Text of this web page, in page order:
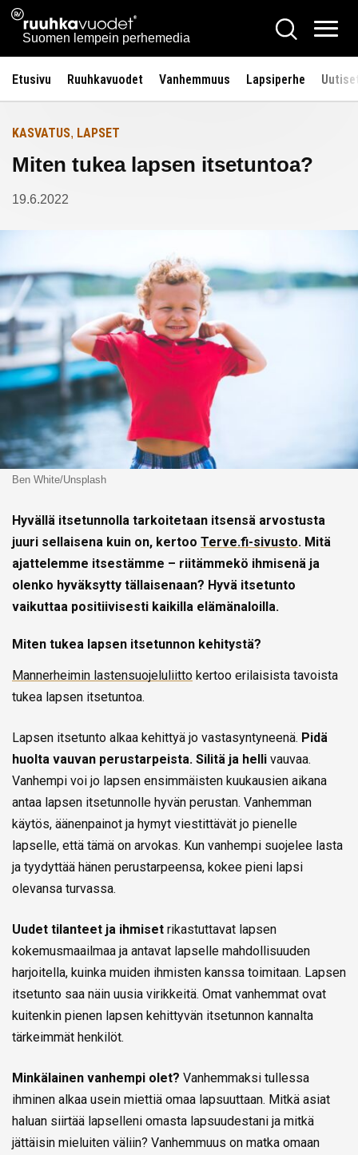
Siirry
sisältöön
Ruuhkavuodet.fi
Suomen lempein perhemedia
Hae
Etusivu Ruuhkavuodet Vanhemmuus Lapsiperhe
Etusivulle
KASVATUS, LAPSET
Miten tukea lapsen itsetuntoa?
19.6.2022
Ben White/Unsplash
Hyvällä itsetunnolla tarkoitetaan itsensä arvostusta
juuri sellaisena kuin on, kertoo Terve.fi-sivusto. Mitä
ajattelemme itsestämme – riitämmekö ihmisenä ja
olenko hyväksytty tällaisenaan? Hyvä itsetunto
vaikuttaa positiivisesti kaikilla elämänaloilla.
Miten tukea lapsen itsetunnon kehitystä?
Mannerheimin lastensuojeluliitto kertoo erilaisista tavoista
tukea lapsen itsetuntoa.
Lapsen itsetunto alkaa kehittyä jo vastasyntyneenä. Pidä
huolta vauvan perustarpeista. Silitä ja helli vauvaa.
Vanhempi voi jo lapsen ensimmäisten kuukausien aikana
antaa lapsen itsetunnolle hyvän perustan. Vanhemman
käytös, äänenpainot ja hymyt viestittävät jo pienelle
lapselle, että tämä on arvokas. Kun vanhempi suojelee lasta
ja tyydyttää hänen perustarpeensa, kokee pieni lapsi
olevansa turvassa.
Uudet tilanteet ja ihmiset rikastuttavat lapsen
kokemusmaailmaa ja antavat lapselle mahdollisuuden
harjoitella, kuinka muiden ihmisten kanssa toimitaan. Lapsen
itsetunto saa näin uusia virikkeitä. Omat vanhemmat ovat
kuitenkin pienen lapsen kehittyvän itsetunnon kannalta
tärkeimmät henkilöt.
Minkälainen vanhempi olet? Vanhemmaksi tullessa
ihminen alkaa usein miettiä omaa lapsuuttaan. Mitkä asiat
haluan siirtää lapselleni omasta lapsuudestani ja mitkä
jättäisin mieluiten väliin? Vanhemmuus on matka omaan